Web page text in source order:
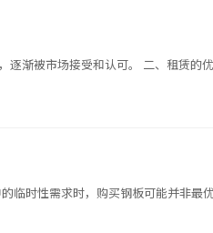
逐渐被市场接受和认可。 二、租赁的
临时性需求时，购买钢板可能并非最